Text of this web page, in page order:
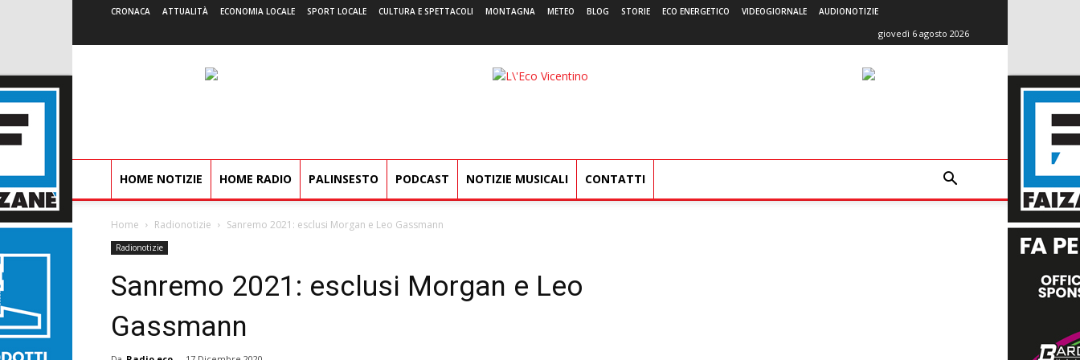
CRONACA ATTUALITÀ ECONOMIA LOCALE SPORT LOCALE CULTURA E SPETTACOLI MONTAGNA METEO BLOG STORIE ECO ENERGETICO VIDEOGIORNALE AUDIONOTIZIE
giovedì 6 agosto 2026
L'Eco
HOME NOTIZIE HOME RADIO PALINSESTO PODCAST NOTIZIE MUSICALI CONTATTI
Home Radionotizie Sanremo 2021: esclusi Morgan e Leo Gassmann
Radionotizie
Sanremo 2021: esclusi Morgan e Leo
Gassmann